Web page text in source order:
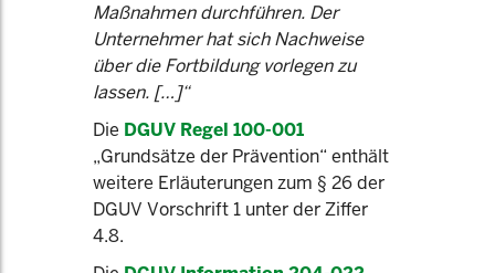
Maßnahmen durchführen. Der
Unternehmer hat sich Nachweise
über die Fortbildung vorlegen zu
lassen. […]“
Die DGUV Regel 100-001
„Grundsätze der Prävention“ enthält
weitere Erläuterungen zum § 26 der
DGUV Vorschrift 1 unter der Ziffer
4.8.